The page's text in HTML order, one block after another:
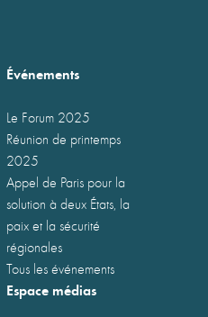
Événements
Le Forum 2025
Réunion de printemps
2025
Appel de Paris pour la
solution à deux États, la
paix et la sécurité
régionales
Tous les événements
Espace médias